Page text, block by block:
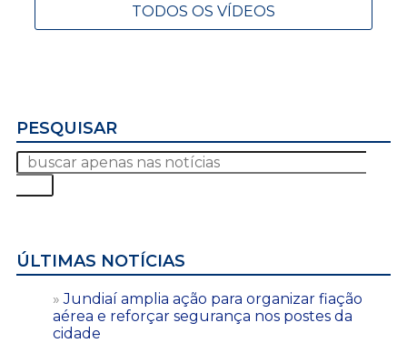
TODOS OS VÍDEOS
PESQUISAR
ÚLTIMAS NOTÍCIAS
Jundiaí amplia ação para organizar fiação
aérea e reforçar segurança nos postes da
cidade